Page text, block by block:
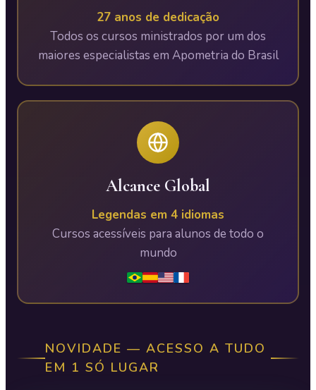
27 anos de dedicação
Todos os cursos ministrados por um dos
maiores especialistas em Apometria do Brasil
Alcance Global
Legendas em 4 idiomas
Cursos acessíveis para alunos de todo o
mundo
NOVIDADE — ACESSO A TUDO
EM 1 SÓ LUGAR